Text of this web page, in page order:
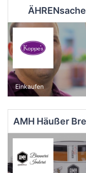
ÄHRENsache
Einkaufen